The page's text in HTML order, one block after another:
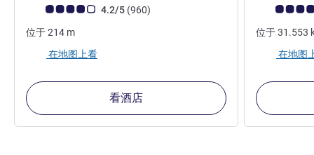
客户意见评级 (ALL 评级)
4.2/5 (960评论
)
位于214 m
在地图上看
看酒店
客户意见评
位于31.553
在地图